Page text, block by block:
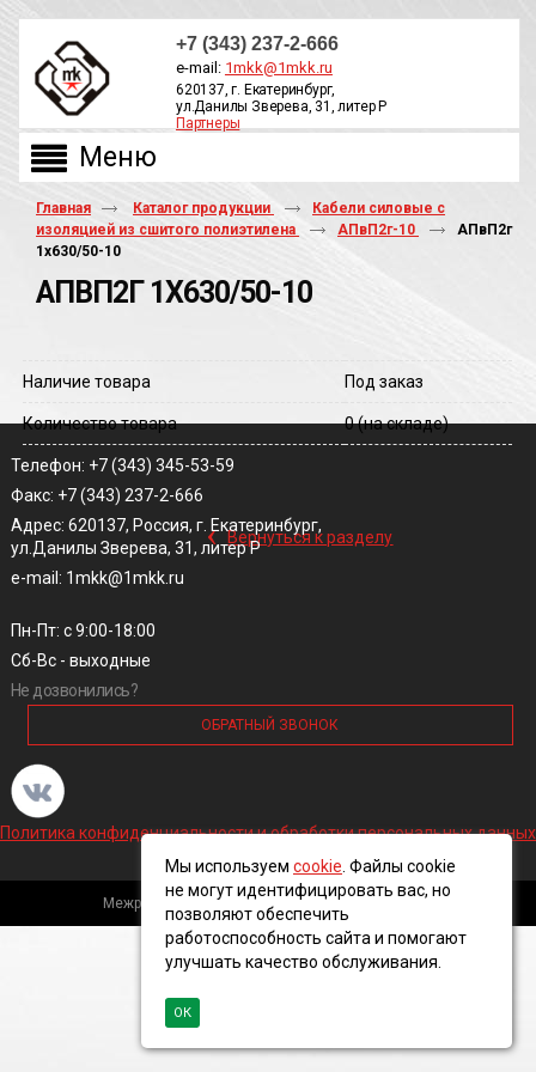
+7 (343) 237-2-666
e-mail: 1mkk@1mkk.ru
620137, г. Екатеринбург,
ул.Данилы Зверева, 31, литер Р
Партнеры
Главная Каталог продукции
Кабели силовые с
изоляцией из сшитого полиэтилена
АПвП2г-10
АПвП2г
1х630/50-10
АПВП2Г 1Х630/50-10
Наличие товара Под заказ
Количество товара 0(на складе)
‹ Вернуться к разделу
Телефон: +7 (343) 345-53-59
Факс: +7 (343) 237-2-666
Адрес: 620137, Россия, г. Екатеринбург,
ул.Данилы Зверева, 31, литер Р
e-mail: 1mkk@1mkk.ru
Пн-Пт: с 9:00-18:00
Сб-Вс - выходные
Не дозвонились?
ОБРАТНЫЙ ЗВОНОК
Политика конфиденциальности и обработки персональных данных
Межрегиональная кабельная компания, 2016 ©
Мы используем cookie . Файлы cookie
не могут идентифицировать вас, но
позволяют обеспечить
работоспособность сайта и помогают
улучшать качество обслуживания.
ОК